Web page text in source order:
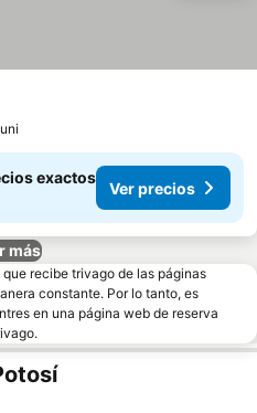
exactos
Ver precios
más
recibe trivago de las páginas
constante. Por lo tanto, es
en una página web de reserva